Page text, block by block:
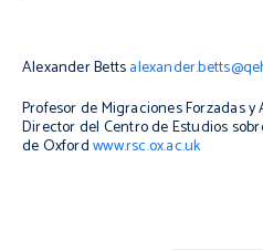
Alexander Betts
Profesor de Migraciones Forzadas
Director del Centro de Estudios
de Oxfordwww.rsc.ox.ac.uk